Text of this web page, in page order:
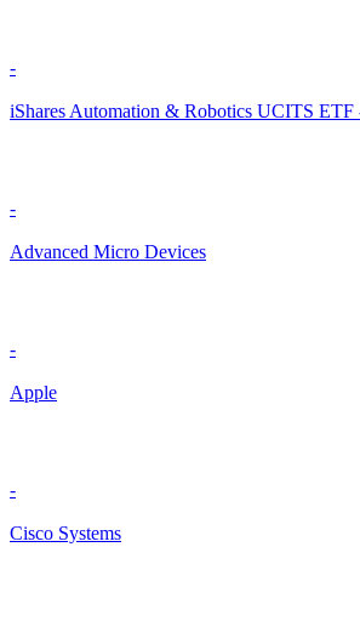
-
iShares Automation & Robotics UCITS
-
Advanced Micro Devices
-
Apple
-
Cisco Systems